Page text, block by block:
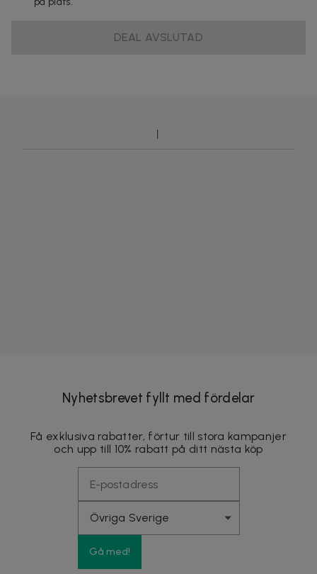
DEAL AVSLUTAD
Nyhetsbrevet fyllt med fördelar
Få exklusiva rabatter, förtur till stora kampanjer
och upp till 10% rabatt på ditt nästa köp
Gå med!